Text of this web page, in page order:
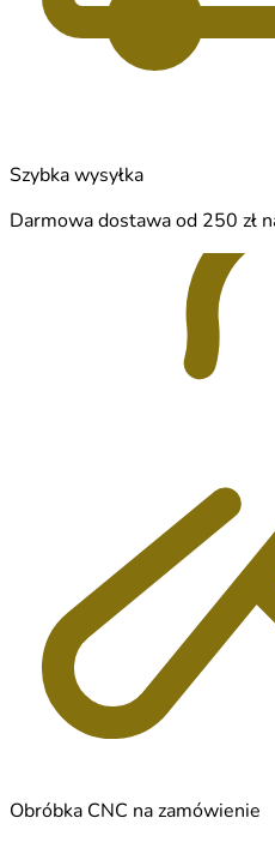
Szybka wysyłka
Darmowa dostawa od 250 zł
Obróbka CNC na zamówienie